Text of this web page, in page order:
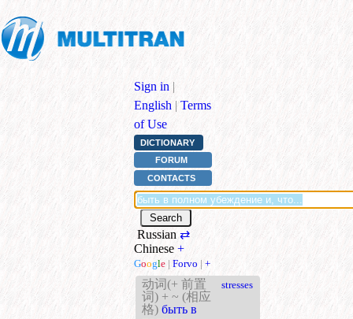
Sign in |
English | Terms
of Use
DICTIONARY
FORUM
CONTACTS
Russian ⇄
Chinese +
Google | Forvo | +
动词(+ 前置
词) + ~ (相应
格) быть в
stresses